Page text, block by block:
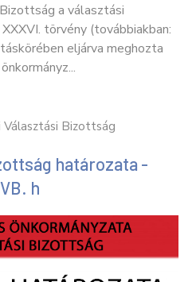
a választási
törvény (továbbiakban:
eljárva meghozta
Választási Bizottság
határozata -
h